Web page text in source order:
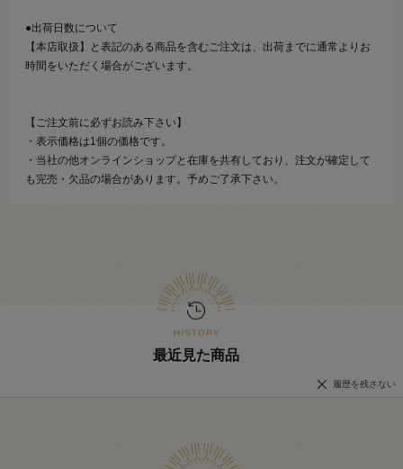
●出荷日数について
【本店取扱】と表記のある商品を含むご注文は、出荷までに通常よりお
時間をいただく場合がございます。
【ご注文前に必ずお読み下さい】
・表示価格は1個の価格です。
・当社の他オンラインショップと在庫を共有しており、注文が確定して
も完売・欠品の場合があります。予めご了承下さい。
最近見た商品
履歴を残さない